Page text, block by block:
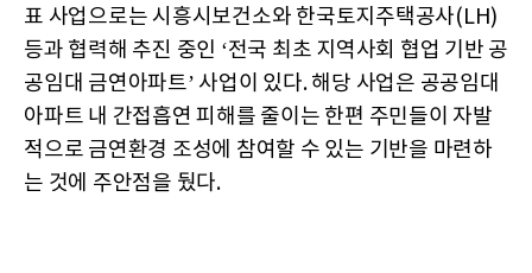
표 사업으로는 시흥시보건소와 한국토지주택공사(LH)
등과 협력해 추진 중인 ‘전국 최초 지역사회 협업 기반 공
공임대 금연아파트’ 사업이 있다. 해당 사업은 공공임대
아파트 내 간접흡연 피해를 줄이는 한편 주민들이 자발
적으로 금연환경 조성에 참여할 수 있는 기반을 마련하
는 것에 주안점을 뒀다.